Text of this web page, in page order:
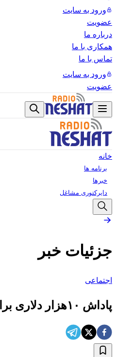
ورود به سایت
عضویت
درباره ما
همکاری با ما
تماس با ما
ورود به سایت
عضویت
خانه
برنامه ها
خبرها
دایرکتوری مشاغل
جزئیات خبر
اجتماعی
پاداش ۱۰هزار دلاری برای شاکیان کلینیک‌های سقط جنین در تگزاس